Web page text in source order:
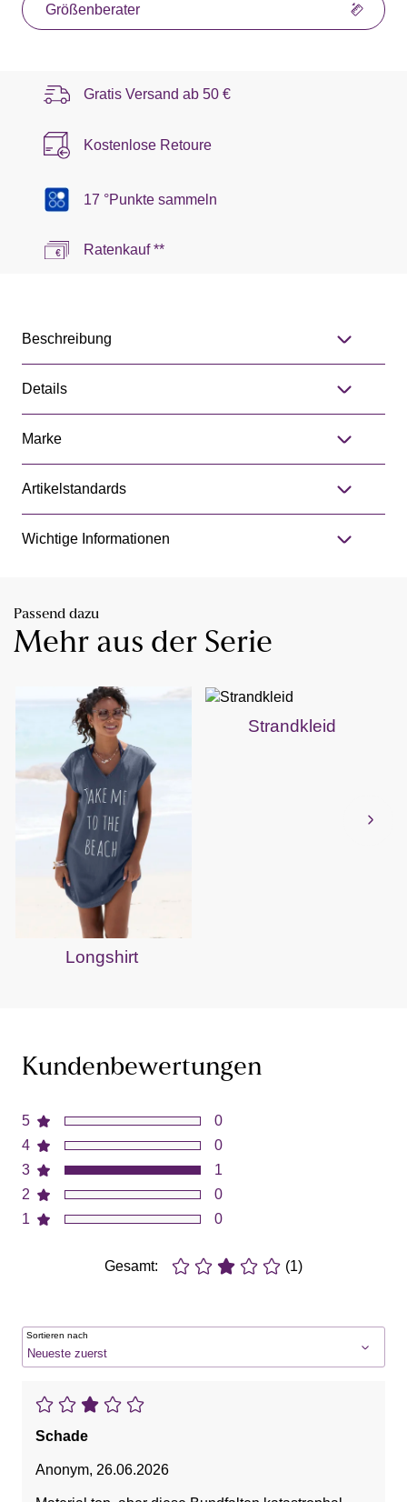
Größenberater
Gratis Versand ab 50 €
Kostenlose Retoure
17 °Punkte sammeln
Ratenkauf **
Beschreibung
Details
Marke
Artikelstandards
Wichtige Informationen
Passend dazu
Mehr aus der Serie
Longshirt
Strandkleid
Kundenbewertungen
5
4
3
2
1
0
0
1
0
0
Gesamt: (1)
Sortieren nach
Schade
Anonym, 26.06.2026